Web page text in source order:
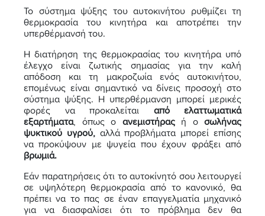
Το σύστημα ψύξης του αυτοκινήτου ρυθμίζει τη
θερμοκρασία του κινητήρα και αποτρέπει την
υπερθέρμανσή του.
Η διατήρηση της θερμοκρασίας του κινητήρα υπό
έλεγχο είναι ζωτικής σημασίας για την καλή
απόδοση και τη μακροζωία ενός αυτοκινήτου,
επομένως είναι σημαντικό να δίνεις προσοχή στο
σύστημα ψύξης. Η υπερθέρμανση μπορεί μερικές
φορές να προκαλείται από ελαττωματικά
εξαρτήματα, όπως ο ανεμιστήραςή ο σωλήνας
ψυκτικού υγρού,αλλά προβλήματα μπορεί επίσης
να προκύψουν με ψυγεία που έχουν φράξει από
βρωμιά.
Εάν παρατηρήσεις ότι το αυτοκίνητό σου λειτουργεί
σε υψηλότερη θερμοκρασία από το κανονικό, θα
πρέπει να το πας σε έναν επαγγελματία μηχανικό
για να διασφαλίσει ότι το πρόβλημα δεν θα